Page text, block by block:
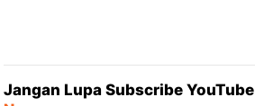
Jangan Lupa Subscribe YouTube